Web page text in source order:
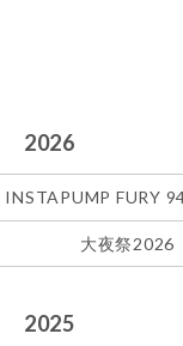
2026
大夜祭2026
2025